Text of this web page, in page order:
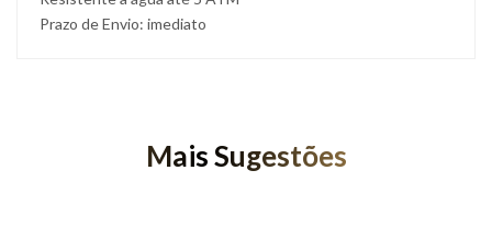
Prazo de Envio: imediato
Mais Sugestões